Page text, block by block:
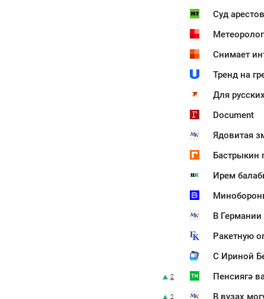
Суд
Document
Ядовитая
Бастрыкин
Ирем
В Германии
Ракетную
С Ириной
2
2 В вузах